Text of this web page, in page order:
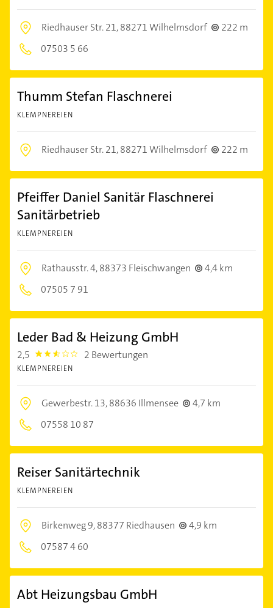
Riedhauser Str. 21,88271 Wilhelmsdorf
222 m
07503 5 66
Thumm Stefan Flaschnerei
KLEMPNEREIEN
Riedhauser Str. 21,88271 Wilhelmsdorf 222 m
Pfeiffer Daniel Sanitär Flaschnerei
Sanitärbetrieb
KLEMPNEREIEN
Rathausstr. 4,88373 Fleischwangen
4,4 km
07505 7 91
Leder Bad & Heizung GmbH
2,5 2.5 2 Bewertungen
KLEMPNEREIEN
Gewerbestr. 13,88636 Illmensee
4,7 km
07558 10 87
Reiser Sanitärtechnik
KLEMPNEREIEN
Birkenweg 9,88377 Riedhausen
4,9 km
07587 4 60
Abt Heizungsbau GmbH